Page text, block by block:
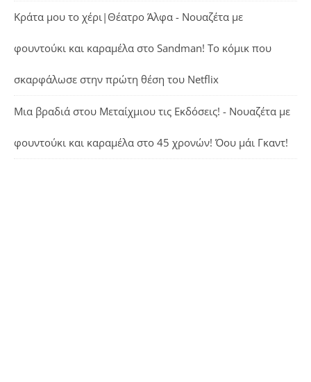
Κράτα μου το χέρι|Θέατρο Άλφα - Νουαζέτα με
φουντούκι και καραμέλα στο Sandman! Το κόμικ που
σκαρφάλωσε στην πρώτη θέση του Netflix
Μια βραδιά στου Μεταίχμιου τις Εκδόσεις! - Νουαζέτα με
φουντούκι και καραμέλα στο 45 χρονών! Όου μάι Γκαντ!